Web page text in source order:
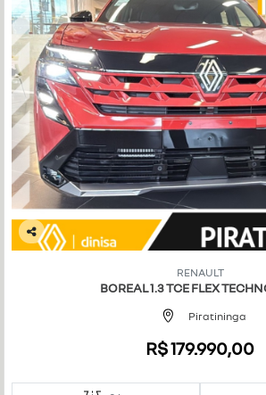
Co
RENAULT
BOREAL 1.3 TCE FLEX
Piratininga
R$ 179.990,00